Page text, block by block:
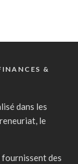
&
dans les
le
des